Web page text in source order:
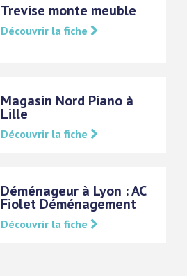
Trevise monte meuble
Découvrir la fiche
Magasin Nord Piano à
Lille
Découvrir la fiche
Déménageur à Lyon : AC
Fiolet Déménagement
Découvrir la fiche